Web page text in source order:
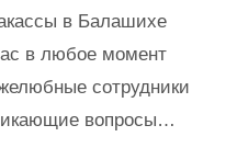
в Балашихе
в любое момент
сотрудники
вопросы…